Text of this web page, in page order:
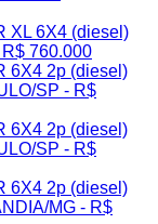
XL 6X4 (diesel)
760.000
6X4 2p (diesel)
SP - R$
6X4 2p (diesel)
SP - R$
6X4 2p (diesel)
MG - R$